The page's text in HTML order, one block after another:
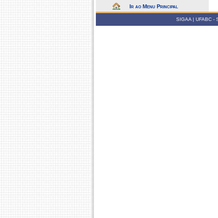
Ir ao Menu Principal
SIGAA | UFABC -